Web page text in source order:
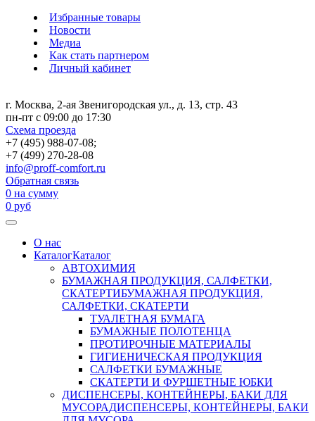
Избранные товары
Новости
Медиа
Как стать партнером
Личный кабинет
г. Москва, 2-ая Звенигородская ул., д. 13, стр. 43
пн-пт с 09:00 до 17:30
Схема проезда
+7 (495) 988-07-08;
+7 (499) 270-28-08
info@proff-comfort.ru
Обратная связь
0 на сумму
0 руб
О нас
КаталогКаталог
АВТОХИМИЯ
БУМАЖНАЯ ПРОДУКЦИЯ, САЛФЕТКИ,
СКАТЕРТИБУМАЖНАЯ ПРОДУКЦИЯ,
САЛФЕТКИ, СКАТЕРТИ
ТУАЛЕТНАЯ БУМАГА
БУМАЖНЫЕ ПОЛОТЕНЦА
ПРОТИРОЧНЫЕ МАТЕРИАЛЫ
ГИГИЕНИЧЕСКАЯ ПРОДУКЦИЯ
САЛФЕТКИ БУМАЖНЫЕ
СКАТЕРТИ И ФУРШЕТНЫЕ ЮБКИ
ДИСПЕНСЕРЫ, КОНТЕЙНЕРЫ, БАКИ ДЛЯ
МУСОРАДИСПЕНСЕРЫ, КОНТЕЙНЕРЫ, БАКИ